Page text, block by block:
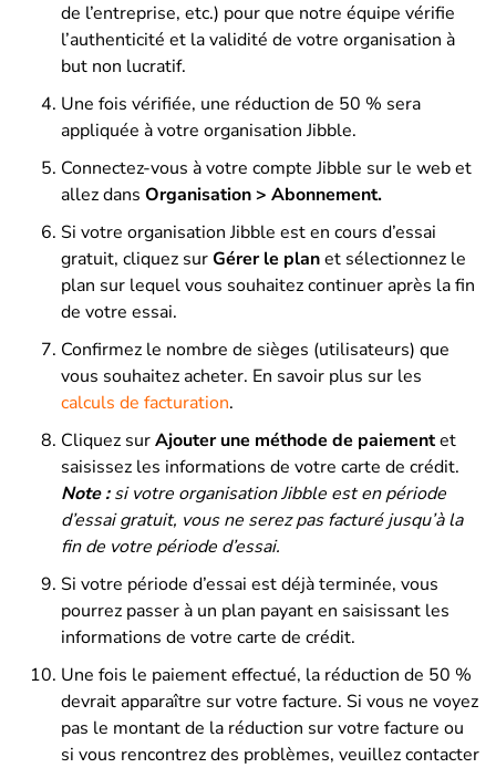
de l’entreprise, etc.) pour que notre équipe vérifie
l’authenticité et la validité de votre organisation à
but non lucratif.
Une fois vérifiée, une réduction de 50 % sera
appliquée à votre organisation Jibble.
Connectez-vous à votre compte Jibble sur le web et
allez dans Organisation > Abonnement.
Si votre organisation Jibble est en cours d’essai
gratuit, cliquez surGérer le planet sélectionnez le
plan sur lequel vous souhaitez continuer après la fin
de votre essai.
Confirmez le nombre de sièges (utilisateurs) que
vous souhaitez acheter. En savoir plus sur les
calculs de facturation.
Cliquez surAjouter une méthode de paiementet
saisissez les informations de votre carte de crédit.
Note :si votre organisation Jibble est en période
d’essai gratuit, vous ne serez pas facturé jusqu’à la
fin de votre période d’essai.
Si votre période d’essai est déjà terminée, vous
pourrez passer à un plan payant en saisissant les
informations de votre carte de crédit.
Une fois le paiement effectué, la réduction de 50 %
devrait apparaître sur votre facture. Si vous ne voyez
pas le montant de la réduction sur votre facture ou
si vous rencontrez des problèmes, veuillez contacter